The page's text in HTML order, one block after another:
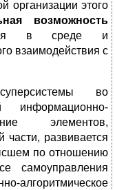
организации этого
возможность
в среде и
взаимодействия с
во
информационно-
элементов,
части, развивается
по отношению
самоуправления